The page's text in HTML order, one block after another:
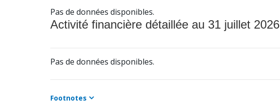
Pas de données disponibles.
Activité financière détaillée au 31 juillet 2026
Pas de données disponibles.
Footnotes